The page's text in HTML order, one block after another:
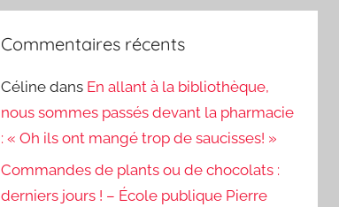
Commentaires récents
Céline dans En allant à la bibliothèque,
nous sommes passés devant la pharmacie
: « Oh ils ont mangé trop de saucisses! »
Commandes de plants ou de chocolats :
derniers jours ! – École publique Pierre